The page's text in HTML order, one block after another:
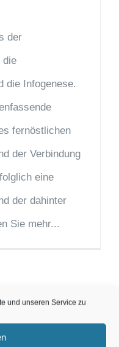
und unseren Service zu
der
die
die Infogenese.
fernöstlichen
der Verbindung
eine
der dahinter
Sie mehr...